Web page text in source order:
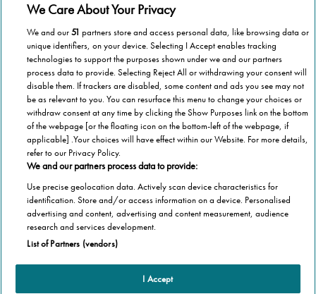
Per saperne di più > Per
Scorri per maggiori informazioni
We Care About Your Privacy
We and our51 partners store and access personal data, like browsing data or
unique identifiers, on your device. Selecting I Accept enables tracking
technologies to support the purposes shown under we and our partners
process data to provide. Selecting Reject All or withdrawing your consent will
disable them. If trackers are disabled, some content and ads you see may not
be as relevant to you. You can resurface this menu to change your choices or
withdraw consent at any time by clicking the Show Purposes link on the bottom
of the webpage [or the floating icon on the bottom-left of the webpage, if
applicable] .Your choices will have effect within our Website. For more details,
refer to our Privacy Policy.
We and our partners process data to provide:
Use precise geolocation data. Actively scan device characteristics for
identification. Store and/or access information on a device. Personalised
advertising and content, advertising and content measurement, audience
research and services development.
List of Partners (vendors)
I Accept